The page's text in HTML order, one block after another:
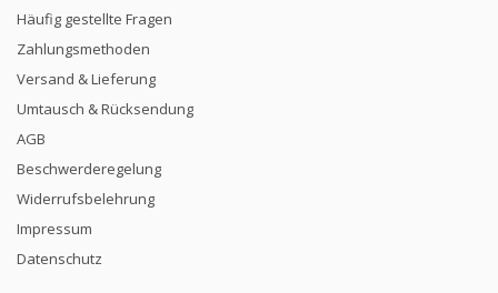
Häufig gestellte Fragen
Zahlungsmethoden
Versand & Lieferung
Umtausch & Rücksendung
AGB
Beschwerderegelung
Widerrufsbelehrung
Impressum
Datenschutz